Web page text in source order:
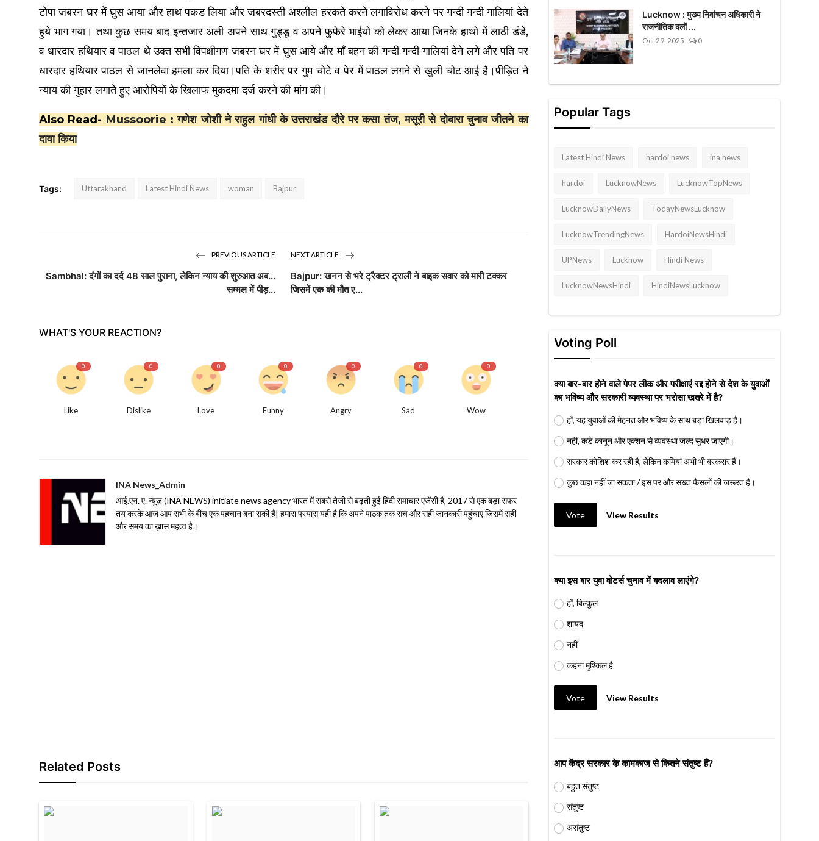
टोपा जबरन घर में घुस आया और हाथ पकड लिया और जबरदस्ती अश्लील हरकते करने लगाविरोध करने पर गन्दी गन्दी गालियां देते
हुये भाग गया। तथा कुछ समय बाद इन्तजार अली अपने साथ गुड्डू व अपने फुफेरे भाईयो को लेकर आया जिनके हाथो में लाठी डंडे,
व धारदार हथियार व पाठल थे उक्त सभी विपक्षीगण जबरन घर में घुस आये और माँ बहन की गन्दी गन्दी गालियां देने लगे और पति पर
धारदार हथियार पाठल से जानलेवा हमला कर दिया।पति के शरीर पर गुम चोटे व पेर में पाठल लगने से खुली चोट आई है।पीड़ित ने
न्याय की गुहार लगाते हुए आरोपियों के खिलाफ मुकदमा दर्ज करने की मांग की।
Also Read- Mussoorie : गणेश जोशी ने राहुल गांधी के उत्तराखंड दौरे पर कसा तंज, मसूरी से दोबारा चुनाव जीतने का
दावा किया
Tags: Uttarakhand Latest Hindi News woman Bajpur
PREVIOUS ARTICLE
Sambhal: दंगों का दर्द 48 साल पुराना, लेकिन न्याय की शुरुआत अब...
सम्भल में पीड़...
NEXT ARTICLE
Bajpur: खनन से भरे ट्रैक्टर ट्राली ने बाइक सवार को मारी टक्कर
जिसमें एक की मौत ए...
WHAT'S YOUR REACTION?
0
Like
0
Dislike
0
Love
0
Funny
0
Angry
0
Sad
0
Wow
INA News_Admin
आई.एन. ए. न्यूज़ (INA NEWS) initiate news agency भारत में सबसे तेजी से बढ़ती हुई हिंदी समाचार एजेंसी है, 2017 से एक बड़ा सफर
तय करके आज आप सभी के बीच एक पहचान बना सकी है| हमारा प्रयास यही है कि अपने पाठक तक सच और सही जानकारी पहुंचाएं जिसमें सही
और समय का ख़ास महत्व है।
Related Posts
Lucknow : मुख्य निर्वाचन अधिकारी ने
राजनीतिक दलों ...
Oct 29, 2025 0
Popular Tags
Latest Hindi News hardoi news ina news
hardoi LucknowNews LucknowTopNews
LucknowDailyNews TodayNewsLucknow
LucknowTrendingNews HardoiNewsHindi
UPNews Lucknow Hindi News
LucknowNewsHindi HindiNewsLucknow
Voting Poll
क्या बार-बार होने वाले पेपर लीक और परीक्षाएं रद्द होने से देश के युवाओं
का भविष्य और सरकारी व्यवस्था पर भरोसा खतरे में है?
हाँ, यह युवाओं की मेहनत और भविष्य के साथ बड़ा खिलवाड़ है।
नहीं, कड़े कानून और एक्शन से व्यवस्था जल्द सुधर जाएगी।
सरकार कोशिश कर रही है, लेकिन कमियां अभी भी बरकरार हैं।
कुछ कहा नहीं जा सकता / इस पर और सख्त फैसलों की जरूरत है।
Vote View Results
क्या इस बार युवा वोटर्स चुनाव में बदलाव लाएंगे?
हाँ, बिल्कुल
शायद
नहीं
कहना मुश्किल है
Vote View Results
आप केंद्र सरकार के कामकाज से कितने संतुष्ट हैं?
बहुत संतुष्ट
संतुष्ट
असंतुष्ट